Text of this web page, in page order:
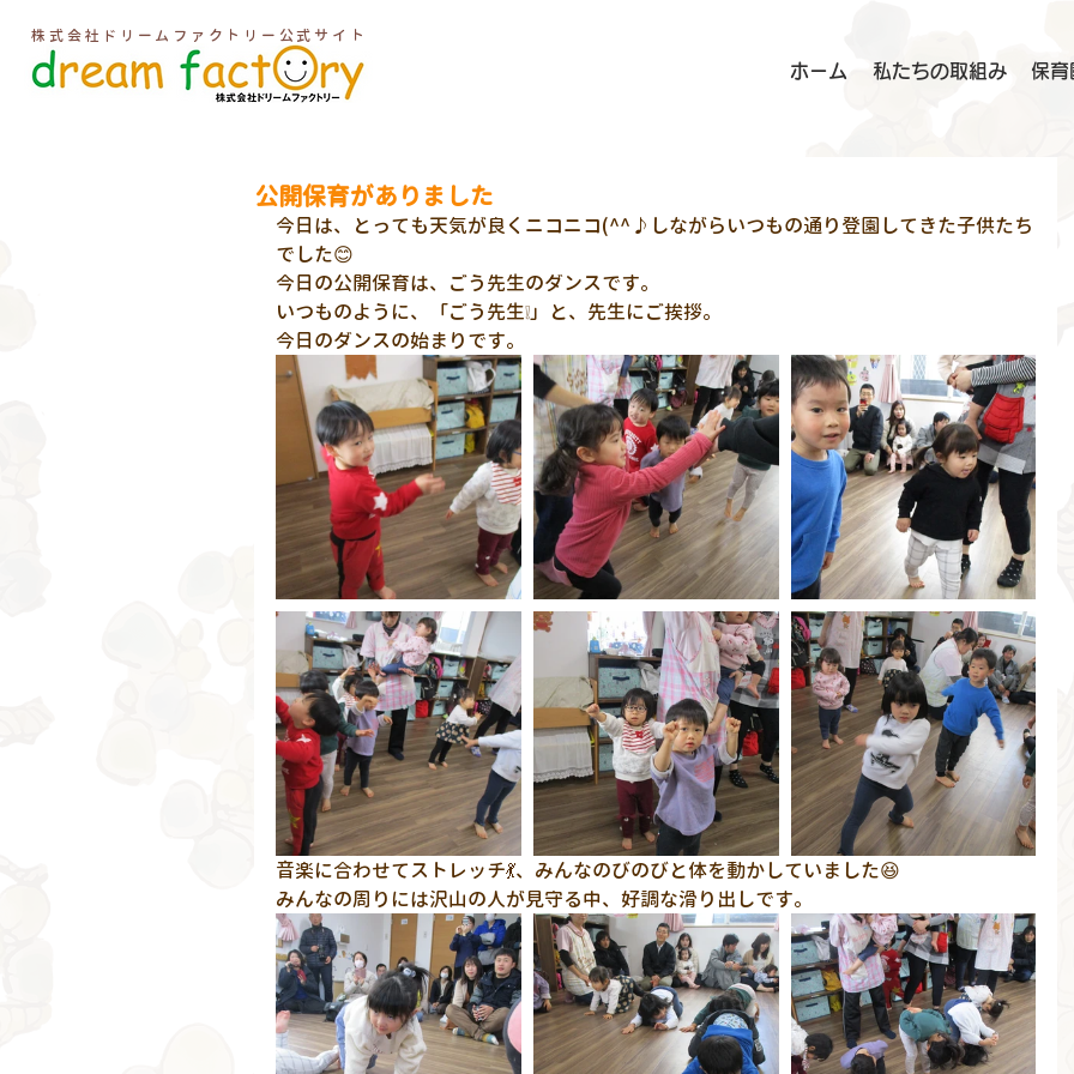
株式会社ドリームファクトリー公式サイト
ホーム 私たちの取組み 保育
公開保育がありました
今日は、とっても天気が良くニコニコ(^^♪しながらいつもの通り登園してきた子供たち
でした😊
今日の公開保育は、ごう先生のダンスです。
いつものように、「ごう先生❕」と、先生にご挨拶。
今日のダンスの始まりです。
音楽に合わせてストレッチ💃、みんなのびのびと体を動かしていました😆
みんなの周りには沢山の人が見守る中、好調な滑り出しです。